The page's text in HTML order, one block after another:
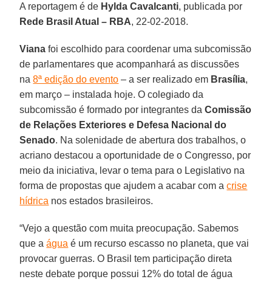
A reportagem é de Hylda Cavalcanti, publicada por
Rede Brasil Atual – RBA, 22-02-2018.
Viana foi escolhido para coordenar uma subcomissão
de parlamentares que acompanhará as discussões
na8ª edição do evento – a ser realizado em Brasília,
em março – instalada hoje. O colegiado da
subcomissão é formado por integrantes daComissão
de Relações Exteriores e Defesa Nacional do
Senado. Na solenidade de abertura dos trabalhos, o
acriano destacou a oportunidade de o Congresso, por
meio da iniciativa, levar o tema para o Legislativo na
forma de propostas que ajudem a acabar com acrise
hídrica nos estados brasileiros.
“Vejo a questão com muita preocupação. Sabemos
que aágua é um recurso escasso no planeta, que vai
provocar guerras. O Brasil tem participação direta
neste debate porque possui 12% do total de água